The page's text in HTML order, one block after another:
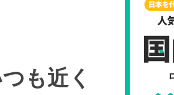
も近く